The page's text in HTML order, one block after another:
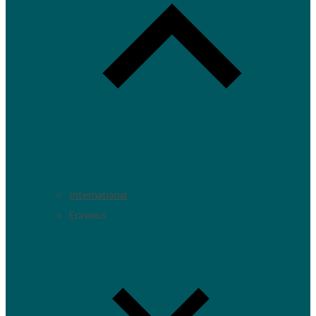
International
Erasmus